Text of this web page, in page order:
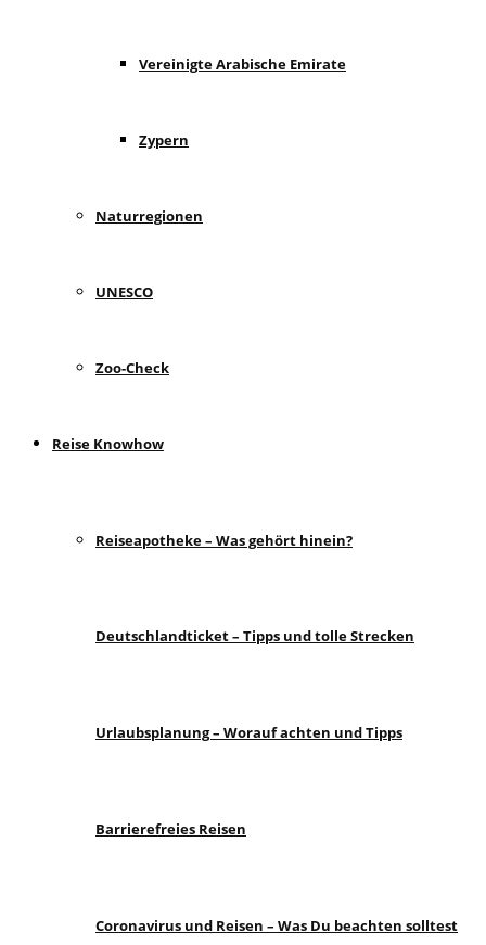
Vereinigte Arabische Emirate
Zypern
Naturregionen
UNESCO
Zoo-Check
Reise Knowhow
Reiseapotheke – Was gehört hinein?
Deutschlandticket – Tipps und tolle Strecken
Urlaubsplanung – Worauf achten und Tipps
Barrierefreies Reisen
Coronavirus und Reisen – Was Du beachten solltest